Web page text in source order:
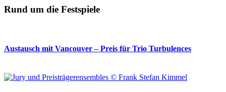
Rund um die Festspiele
Austausch mit Vancouver – Preis für Trio Turbulences